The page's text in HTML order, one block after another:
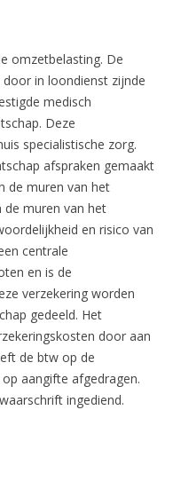
omzetbelasting. De
in loondienst zijnde
medisch
Deze
specialistische zorg.
afspraken gemaakt
de muren van het
de muren van het
en risico van
centrale
en is de
verzekering worden
gedeeld. Het
door aan
de btw op de
aangifte afgedragen.
ingediend.